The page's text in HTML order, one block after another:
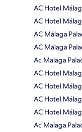
AC Hotel
AC Hotel
AC Málaga
AC Málaga
Ac Malaga
AC Hotel
AC Hotel
AC Hotel
AC Hotel
Ac Malaga